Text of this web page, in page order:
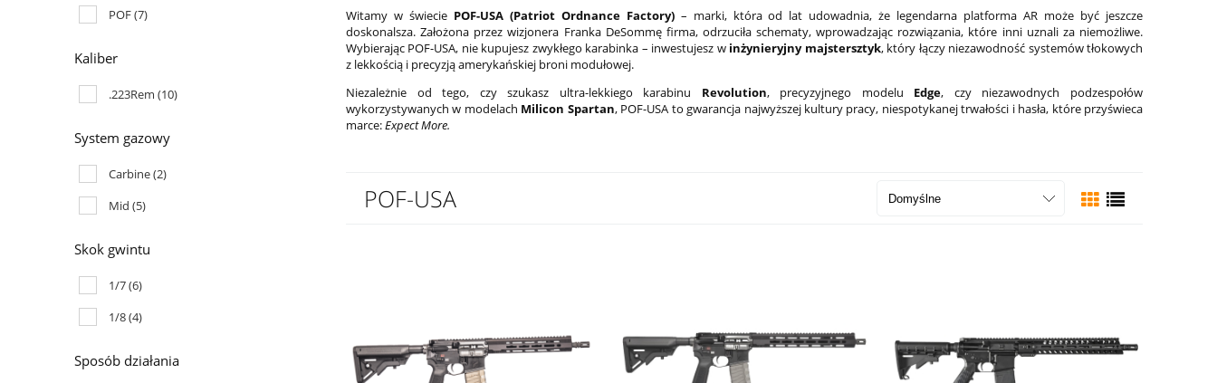
POF(7)
Kaliber
.223Rem (10)
System gazowy
Carbine(2)
Mid (5)
Skok gwintu
1/7(6)
1/8(4)
Sposób działania
Witamy w świecie POF-USA (Patriot Ordnance Factory)– marki, która od lat udowadnia, że legendarna platforma AR może być jeszcze
doskonalsza. Założona przez wizjonera Franka DeSommę firma, odrzuciła schematy, wprowadzając rozwiązania, które inni uznali za niemożliwe.
Wybierając POF-USA, nie kupujesz zwykłego karabinka – inwestujesz w inżynieryjny majstersztyk, który łączy niezawodność systemów tłokowych
z lekkością i precyzją amerykańskiej broni modułowej.
Niezależnie od tego, czy szukasz ultra-lekkiego karabinu Revolution, precyzyjnego modelu Edge, czy niezawodnych podzespołów
wykorzystywanych w modelach Milicon Spartan, POF-USA to gwarancja najwyższej kultury pracy, niespotykanej trwałości i hasła, które przyświeca
marce:Expect More.
POF-USA